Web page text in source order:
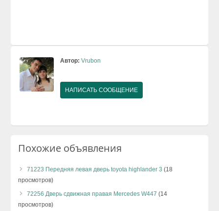
Автор: Vrubon
НАПИСАТЬ СООБЩЕНИЕ
Похожие объявления
71223 Передняя левая дверь toyota highlander 3 (18
просмотров)
72256 Дверь сдвижная правая Mercedes W447 (14
просмотров)